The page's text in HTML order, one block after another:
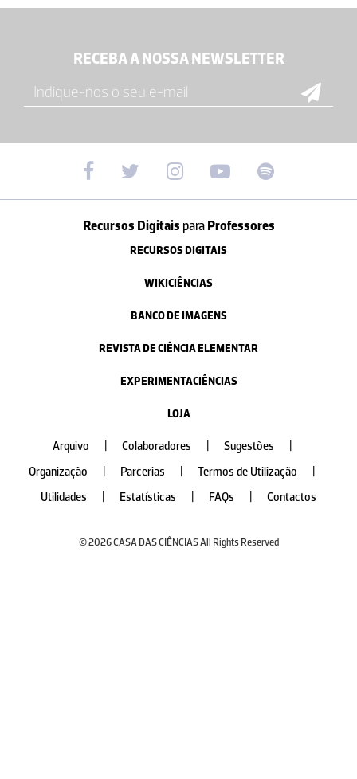
RECEBA A NOSSA NEWSLETTER
Recursos Digitais paraProfessores
RECURSOS DIGITAIS
WIKICIÊNCIAS
BANCO DE IMAGENS
REVISTA DE CIÊNCIA ELEMENTAR
EXPERIMENTACIÊNCIAS
LOJA
Arquivo Colaboradores Sugestões
Organização
Parcerias Termos de Utilização
Utilidades
Estatísticas FAQs Contactos
© 2026 CASA DAS CIÊNCIAS All Rights Reserved